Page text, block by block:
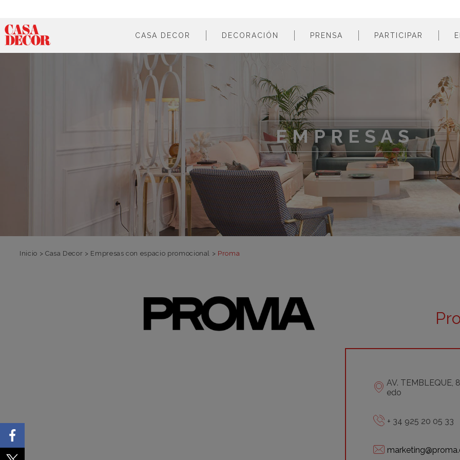
CASA DECOR
¿qué es?
en cifras
cómo participar
en los medios
DECORACIÓN
colores
estilos
materiales
PRENSA PARTICIPAR
EMPRESAS
Inicio > Casa Decor > Empresas con espacio promocional > Proma
AV. TEMBLEQUE,
edo
+ 34 925 20 05 33